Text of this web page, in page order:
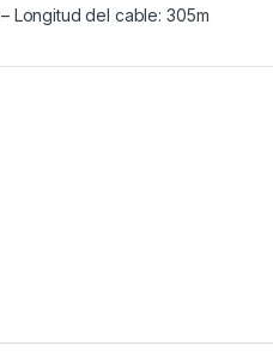
– Longitud del cable: 305m